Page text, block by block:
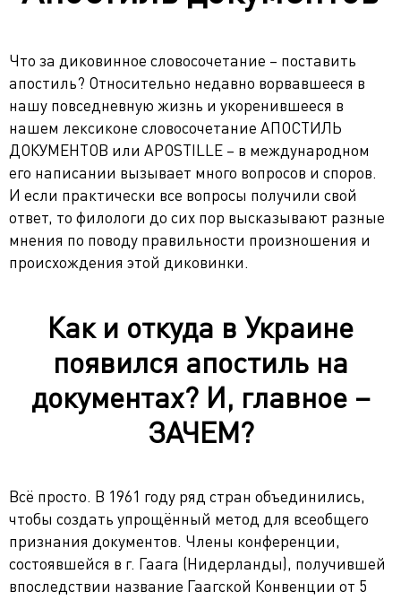
Что за диковинное словосочетание – поставить
апостиль? Относительно недавно ворвавшееся в
нашу повседневную жизнь и укоренившееся в
нашем лексиконе словосочетание АПОСТИЛЬ
ДОКУМЕНТОВ или APOSTILLE – в международном
его написании вызывает много вопросов и споров.
И если практически все вопросы получили свой
ответ, то филологи до сих пор высказывают разные
мнения по поводу правильности произношения и
происхождения этой диковинки.
Как и откуда в Украине
появился апостиль на
документах? И, главное –
ЗАЧЕМ?
Всё просто. В 1961 году ряд стран объединились,
чтобы создать упрощённый метод для всеобщего
признания документов. Члены конференции,
состоявшейся в г. Гаага (Нидерланды), получившей
впоследствии название Гаагской Конвенции от 5